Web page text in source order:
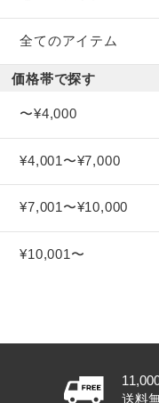
全てのアイテム
価格帯で探す
〜¥4,000
¥4,001〜¥7,000
¥7,001〜¥10,000
¥10,001〜
送料